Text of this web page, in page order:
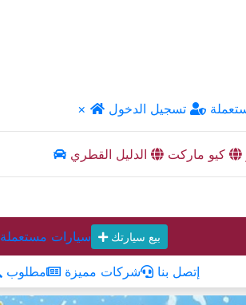
× تسجيل الدخول
كيو ماركت الدليل القطري
سيارات مستعملة بيع سيارتك
مطلوب شركات مميزة إتصل بنا